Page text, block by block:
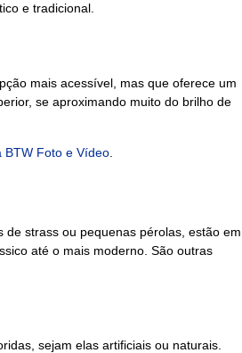
e tradicional.
mais acessível, mas que oferece um
se aproximando muito do brilho de
BTW Foto e Vídeo
strass ou pequenas pérolas, estão em
até o mais moderno. São outras
sejam elas artificiais ou naturais.